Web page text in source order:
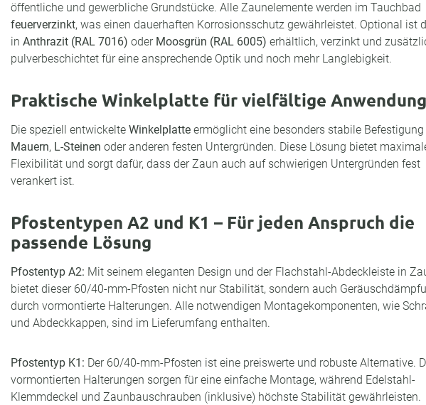
öffentliche und gewerbliche Grundstücke. Alle Zaunelemente werden im Tauchbad
feuerverzinkt, was einen dauerhaften Korrosionsschutz gewährleistet. Optional ist
in Anthrazit (RAL 7016) oder Moosgrün (RAL 6005) erhältlich, verzinkt und
pulverbeschichtet für eine ansprechende Optik und noch mehr Langlebigkeit.
Praktische Winkelplatte für vielfältige
Die speziell entwickelte Winkelplatte ermöglicht eine besonders stabile
Mauern, L-Steinen oder anderen festen Untergründen. Diese Lösung bietet
Flexibilität und sorgt dafür, dass der Zaun auch auf schwierigen Untergründen fest
verankert ist.
Pfostentypen A2 und K1 – Für jeden Anspruch die
passende Lösung
Pfostentyp A2: Mit seinem eleganten Design und der Flachstahl-Abdeckleiste in
bietet dieser 60/40-mm-Pfosten nicht nur Stabilität, sondern auch
durch vormontierte Halterungen. Alle notwendigen Montagekomponenten, wie
und Abdeckkappen, sind im Lieferumfang enthalten.
Pfostentyp K1: Der 60/40-mm-Pfosten ist eine preiswerte und robuste Alternative.
vormontierten Halterungen sorgen für eine einfache Montage, während Edelstahl-
Klemmdeckel und Zaunbauschrauben (inklusive) höchste Stabilität gewährleisten.